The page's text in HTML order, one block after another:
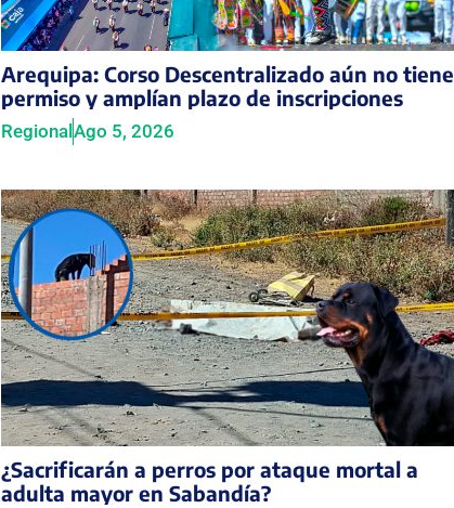
Arequipa: Corso Descentralizado aún no tiene
permiso y amplían plazo de inscripciones
RegionalAgo 5, 2026
¿Sacrificarán a perros por ataque mortal a
adulta mayor en Sabandía?